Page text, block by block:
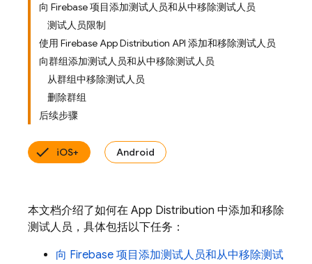
向 Firebase 项目添加测试人员和从中移除测试人员
测试人员限制
使用 Firebase App Distribution API 添加和移除测试人员
向群组添加测试人员和从中移除测试人员
从群组中移除测试人员
删除群组
后续步骤
iOS+ Android
本文档介绍了如何在 App Distribution 中添加和移除
测试人员，具体包括以下任务：
向 Firebase 项目添加测试人员和从中移除测试